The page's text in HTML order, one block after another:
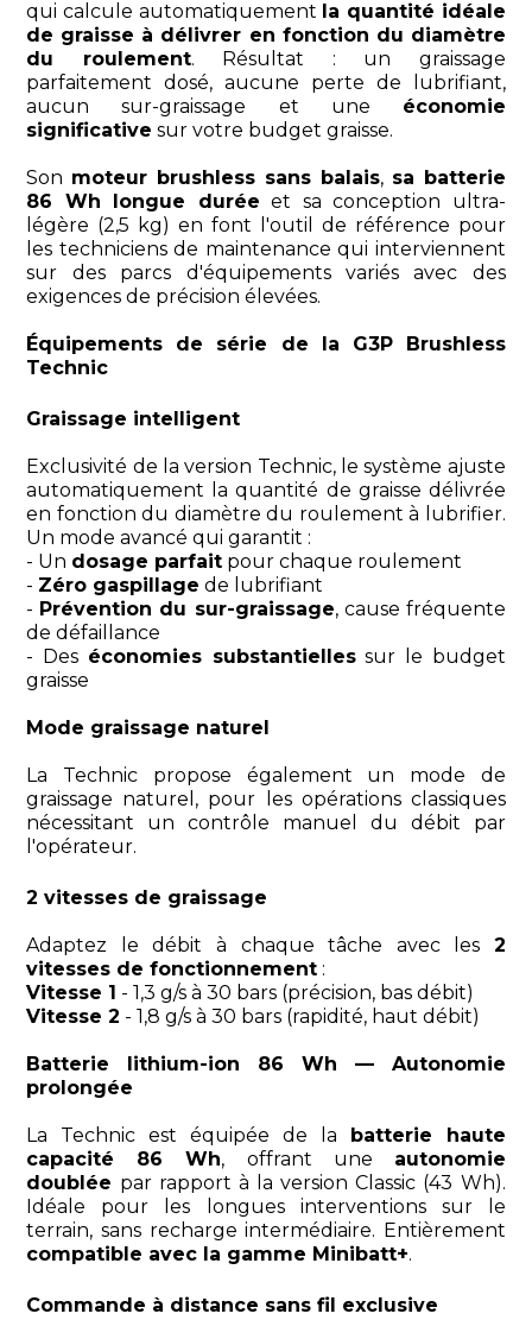
qui calcule automatiquement la quantité idéale
de graisse à délivrer en fonction du diamètre
du roulement. Résultat : un graissage
parfaitement dosé, aucune perte de lubrifiant,
aucun sur-graissage et une économie
significative sur votre budget graisse.
Son moteur brushless sans balais, sa batterie
86 Wh longue durée et sa conception ultra-
légère (2,5 kg) en font l'outil de référence pour
les techniciens de maintenance qui interviennent
sur des parcs d'équipements variés avec des
exigences de précision élevées.
Équipements de série de la G3P Brushless
Technic
Graissage intelligent
Exclusivité de la version Technic, le système ajuste
automatiquement la quantité de graisse délivrée
en fonction du diamètre du roulement à lubrifier.
Un mode avancé qui garantit :
- Un dosage parfait pour chaque roulement
- Zéro gaspillage de lubrifiant
- Prévention du sur-graissage, cause fréquente
de défaillance
- Des économies substantiellessur le budget
graisse
Mode graissage naturel
La Technic propose également un mode de
graissage naturel, pour les opérations classiques
nécessitant un contrôle manuel du débit par
l'opérateur.
2 vitesses de graissage
Adaptez le débit à chaque tâche avec les 2
vitesses de fonctionnement :
Vitesse 1 - 1,3 g/s à 30 bars (précision, bas débit)
Vitesse 2 - 1,8 g/s à 30 bars (rapidité, haut débit)
Batterie lithium-ion 86 Wh — Autonomie
prolongée
La Technic est équipée de la batterie haute
capacité 86 Wh, offrant une autonomie
doublée par rapport à la version Classic (43 Wh).
Idéale pour les longues interventions sur le
terrain, sans recharge intermédiaire. Entièrement
compatible avec la gamme Minibatt+.
Commande à distance sans fil exclusive